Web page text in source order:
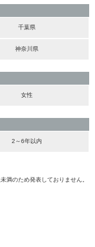
千葉県
神奈川県
女性
2～6年以内
満のため発表しておりません。